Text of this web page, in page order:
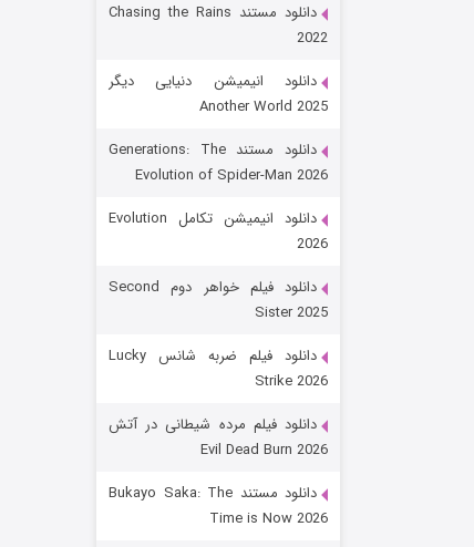
قسمت
رویایی برای تو
قسمت
دانلود مستند Chasing the Rains
2022
دانلود انیمیشن دنیایی دیگر
Another World 2025
دانلود مستند Generations: The
Evolution of Spider-Man 2026
دانلود انیمیشن تکامل Evolution
2026
دانلود فیلم خواهر دوم Second
Sister 2025
دانلود فیلم ضربه شانس Lucky
Strike 2026
دانلود فیلم مرده شیطانی در آتش
Evil Dead Burn 2026
دانلود مستند Bukayo Saka: The
Time is Now 2026